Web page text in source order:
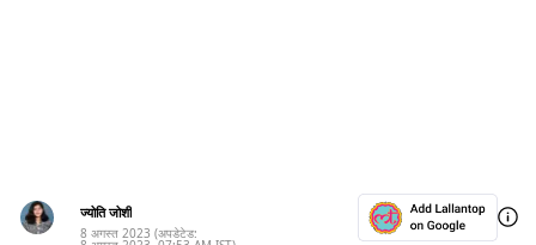
ज्योति जोशी
8 अगस्त 2023 (अपडेटेड: